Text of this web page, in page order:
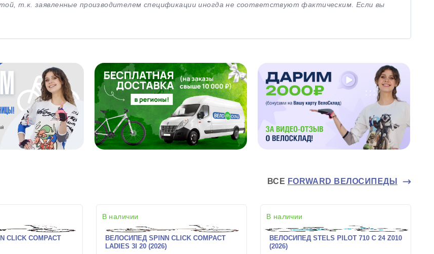
т.к. заявленные производителем спецификации иногда не соответствуют фактическим. Если вы
ВСЕ FORWARD ВЕЛОСИПЕДЫ
CLICK COMPACT
В наличии
ВЕЛОСИПЕД SPINN CLICK COMPACT
LADIES 3I 20 (2026)
В наличии
ВЕЛОСИПЕД STELS PILOT 710 C 24 Z010
(2026)